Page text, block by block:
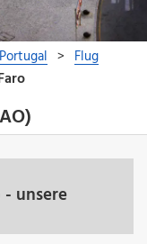
unsere